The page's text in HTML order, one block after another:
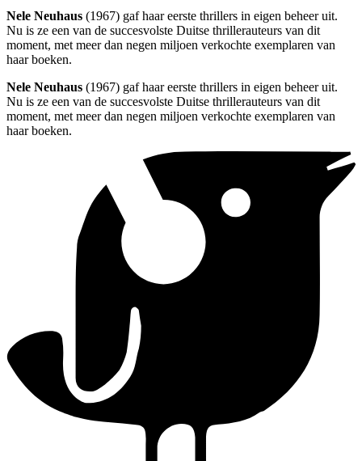
Nele Neuhaus (1967) gaf haar eerste thrillers in eigen beheer uit.
Nu is ze een van de succesvolste Duitse thrillerauteurs van dit
moment, met meer dan negen miljoen verkochte exemplaren van
haar boeken.
Nele Neuhaus (1967) gaf haar eerste thrillers in eigen beheer uit.
Nu is ze een van de succesvolste Duitse thrillerauteurs van dit
moment, met meer dan negen miljoen verkochte exemplaren van
haar boeken.